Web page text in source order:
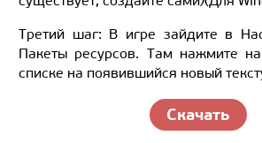
Третий шаг: В игре зайдите в
Пакеты ресурсов. Там нажмите
списке на появившийся новый
Скачать